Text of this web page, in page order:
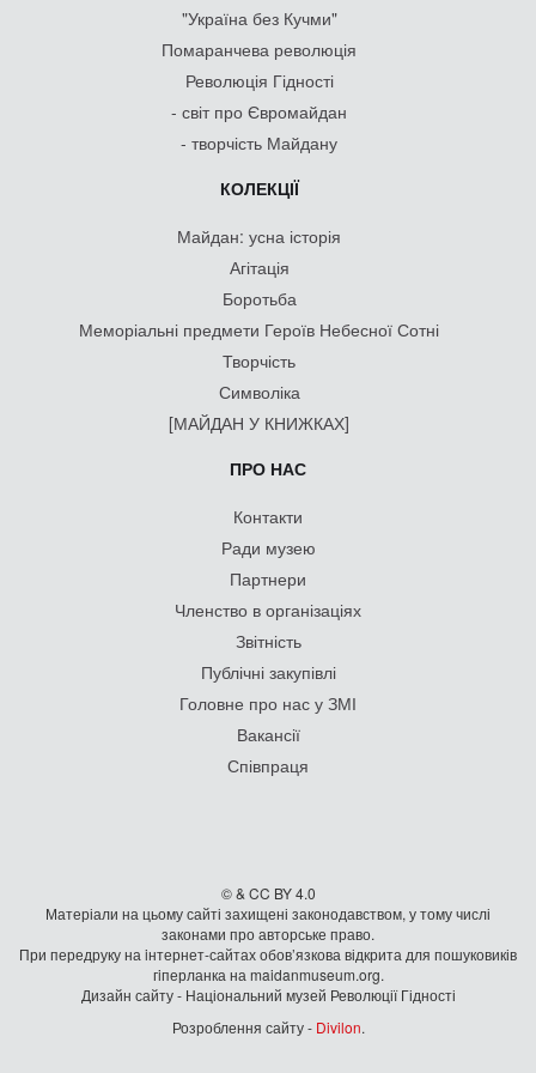
"Україна без Кучми"
Помаранчева революція
Революція Гідності
- світ про Євромайдан
- творчість Майдану
КОЛЕКЦІЇ
Майдан: усна історія
Агітація
Боротьба
Меморіальні предмети Героїв Небесної Сотні
Творчість
Символіка
[МАЙДАН У КНИЖКАХ]
ПРО НАС
Контакти
Ради музею
Партнери
Членство в організаціях
Звітність
Публічні закупівлі
Головне про нас у ЗМІ
Вакансії
Співпраця
© & CC BY 4.0
Матеріали на цьому сайті захищені законодавством, у тому числі
законами про авторське право.
При передруку на iнтернет-сайтах обов’язкова відкрита для пошуковиків
гiперланка на maidanmuseum.org.
Дизайн сайту - Національний музей Революції Гідності
Розроблення сайту - Divilon.